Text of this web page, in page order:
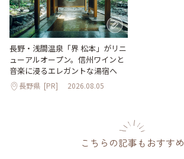
長野・浅間温泉「界 松本」がリニ
ューアルオープン。信州ワインと
音楽に浸るエレガントな湯宿へ
長野県 [PR] 2026.08.05
こちらの記事もおすすめ